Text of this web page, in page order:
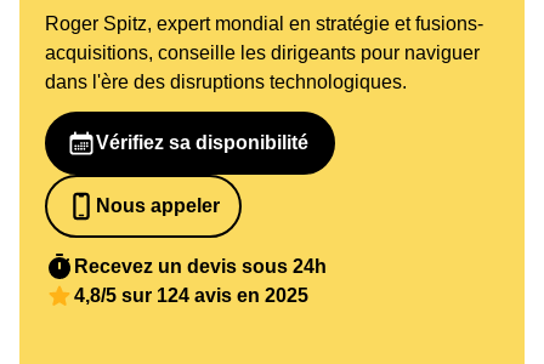
Roger Spitz, expert mondial en stratégie et fusions-
acquisitions, conseille les dirigeants pour naviguer
dans l'ère des disruptions technologiques.
Vérifiez sa disponibilité
Nous appeler
0652698481
Recevez un devis sous 24h
4,8/5 sur 124 avis en 2025